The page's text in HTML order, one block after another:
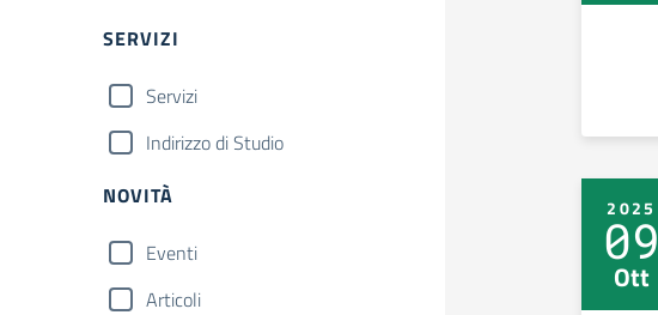
SERVIZI
Servizi
Indirizzo di Studio
NOVITÀ
Eventi
Articoli
2025
09
Ott